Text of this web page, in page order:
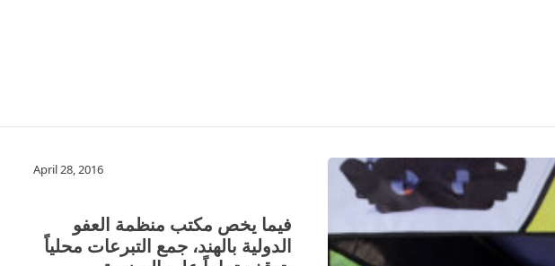
April 28, 2016
فيما يخص مكتب منظمة العفو
الدولية بالهند، جمع التبرعات محلياً